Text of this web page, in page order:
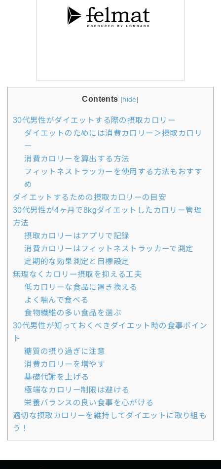
Contents [hide]
30代男性がダイエットする際の摂取カロリー
ダイエットのためには消費カロリー＞摂取カロリ
ー
消費カロリーを算出する方法
フィットネストラッカーを使用する方法もおすす
め
ダイエットするための摂取カロリーの目安
30代男性が4ヶ月で8kgダイエットしたカロリー管理
方法
摂取カロリーはアプリで記録
消費カロリーはフィットネストラッカーで測定
定期的な効果測定と目標設定
無理なくカロリー摂取を抑える工夫
低カロリーな食品に置き換える
よく噛んで食べる
食物繊維の多い食品を選ぶ
30代男性が知っておくべきダイエット時の食事ポイン
ト
糖質の摂り過ぎに注意
消費カロリーを増やす
基礎代謝を上げる
極端なカロリー制限は避ける
栄養バランスの良い食事を心がける
適切な摂取カロリーを維持してダイエットに取り組も
う！